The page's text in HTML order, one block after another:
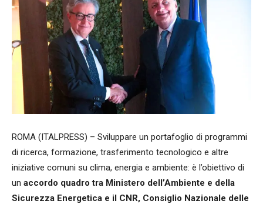
ROMA (ITALPRESS) – Sviluppare un portafoglio di programmi
di ricerca, formazione, trasferimento tecnologico e altre
iniziative comuni su clima, energia e ambiente: è l’obiettivo di
un accordo quadro tra Ministero dell’Ambiente e della
Sicurezza Energetica e il CNR, Consiglio Nazionale delle